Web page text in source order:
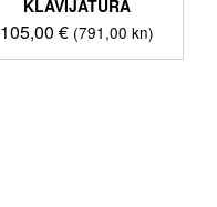
KLAVIJATURA
105,00 € (791,00 kn)